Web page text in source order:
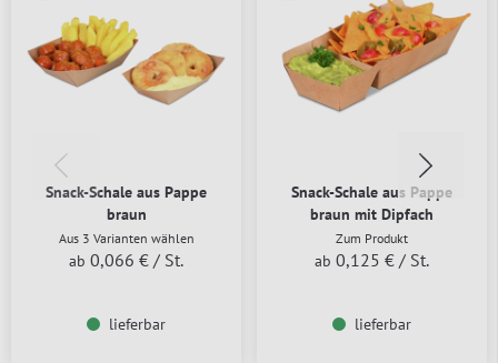
Snack-Schale aus Pappe
braun
Aus 3 Varianten wählen
ab 0,066 € / St.
lieferbar
Snack-Schale aus Pappe
braun mit Dipfach
Zum Produkt
ab 0,125 € / St.
lieferbar